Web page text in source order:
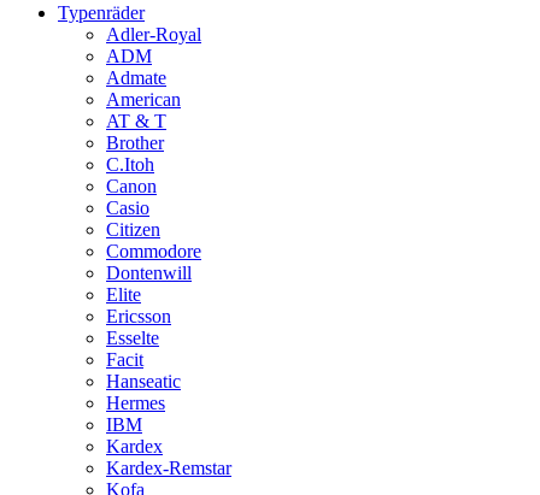
Typenräder
Adler-Royal
ADM
Admate
American
AT & T
Brother
C.Itoh
Canon
Casio
Citizen
Commodore
Dontenwill
Elite
Ericsson
Esselte
Facit
Hanseatic
Hermes
IBM
Kardex
Kardex-Remstar
Kofa